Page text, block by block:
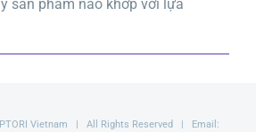
sản phẩm nào khớp với lựa
Vietnam | All Rights Reserved | Email: